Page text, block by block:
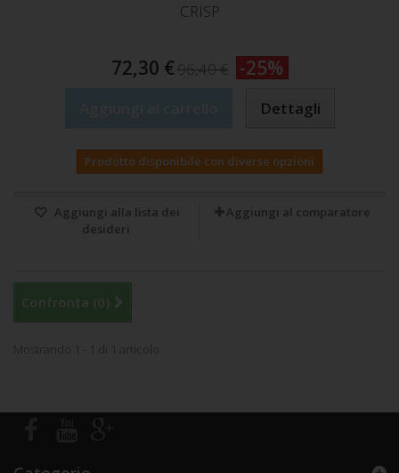
CRISP
72,30 €96,40 € -25%
Dettagli
Prodotto disponibile con diverse opzioni
Aggiungi alla lista dei
desideri
Aggiungi al comparatore
Confronta (0)
Mostrando 1 - 1 di 1 articolo